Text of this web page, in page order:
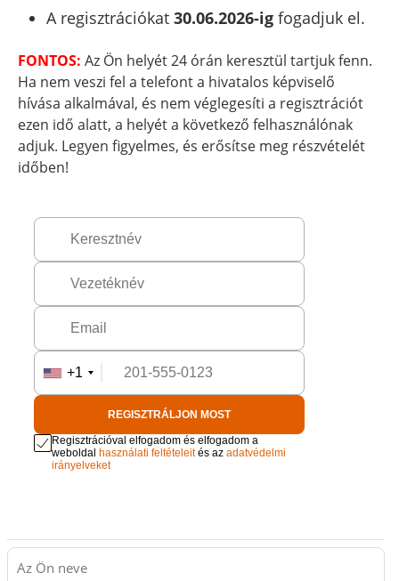
A regisztrációkat30.06.2026-igfogadjuk el.
FONTOS: Az Ön helyét 24 órán keresztül tartjuk fenn.
Ha nem veszi fel a telefont a hivatalos képviselő
hívása alkalmával, és nem véglegesíti a regisztrációt
ezen idő alatt, a helyét a következő felhasználónak
adjuk. Legyen figyelmes, és erősítse meg részvételét
időben!
+1
REGISZTRÁLJON MOST
Regisztrációval elfogadom és elfogadom a
weboldal használati feltételeités azadatvédelmi
irányelveket